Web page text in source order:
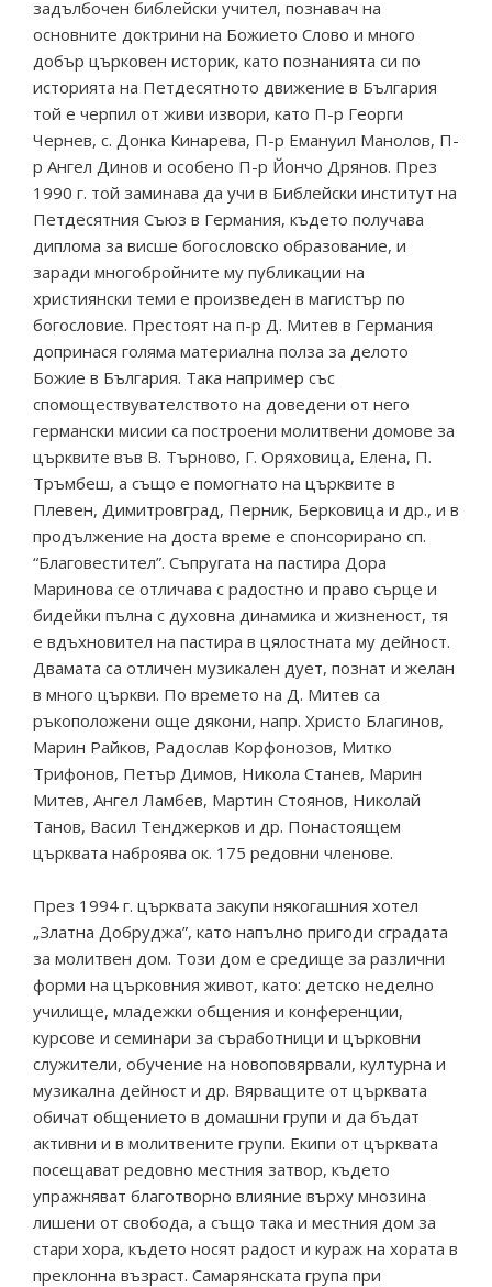
задълбочен библейски учител, познавач на
основните доктрини на Божието Слово и много
добър църковен историк, като познанията си по
историята на Петдесятното движение в България
той е черпил от живи извори, като П-р Георги
Чернев, с. Донка Кинарева, П-р Емануил Манолов, П-
р Ангел Динов и особено П-р Йончо Дрянов. През
1990 г. той заминава да учи в Библейски институт на
Петдесятния Съюз в Германия, където получава
диплома за висше богословско образование, и
заради многобройните му публикации на
християнски теми е произведен в магистър по
богословие. Престоят на п-р Д. Митев в Германия
допринася голяма материална полза за делото
Божие в България. Така например със
спомоществувателството на доведени от него
германски мисии са построени молитвени домове за
църквите във В. Търново, Г. Оряховица, Елена, П.
Тръмбеш, а също е помогнато на църквите в
Плевен, Димитровград, Перник, Берковица и др., и в
продължение на доста време е спонсорирано сп.
“Благовестител”. Съпругата на пастира Дора
Маринова се отличава с радостно и право сърце и
бидейки пълна с духовна динамика и жизненост, тя
е вдъхновител на пастира в цялостната му дейност.
Двамата са отличен музикален дует, познат и желан
в много църкви. По времето на Д. Митев са
ръкоположени още дякони, напр. Христо Благинов,
Марин Райков, Радослав Корфонозов, Митко
Трифонов, Петър Димов, Никола Станев, Марин
Митев, Ангел Ламбев, Мартин Стоянов, Николай
Танов, Васил Тенджерков и др. Понастоящем
църквата наброява ок. 175 редовни членове.
През 1994 г. църквата закупи някогашния хотел
„Златна Добруджа”, като напълно пригоди сградата
за молитвен дом. Този дом е средище за различни
форми на църковния живот, като: детско неделно
училище, младежки общения и конференции,
курсове и семинари за съработници и църковни
служители, обучение на новоповярвали, културна и
музикална дейност и др. Вярващите от църквата
обичат общението в домашни групи и да бъдат
активни и в молитвените групи. Екипи от църквата
посещават редовно местния затвор, където
упражняват благотворно влияние върху мнозина
лишени от свобода, а също така и местния дом за
стари хора, където носят радост и кураж на хората в
преклонна възраст. Самарянската група при